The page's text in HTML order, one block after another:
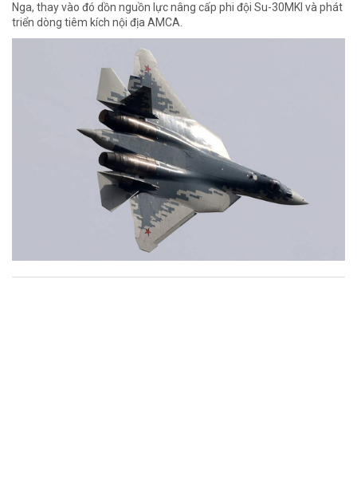
Nga, thay vào đó dồn nguồn lực nâng cấp phi đội Su-30MKI và phát
triển dòng tiêm kích nội địa AMCA.